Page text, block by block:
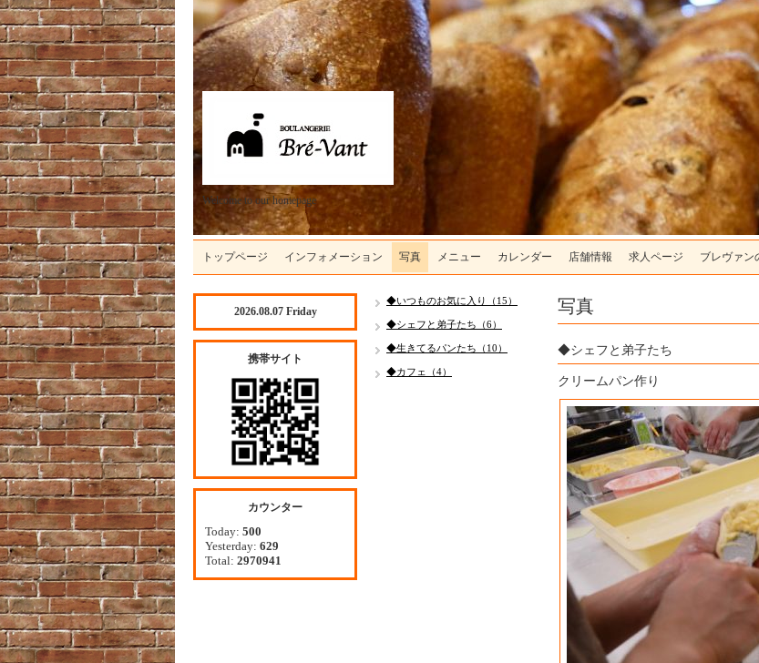
Welcome to our homepage
トップページ インフォメーション 写真 メニュー カレンダー 店舗情報 求人ページ ブレヴァン
写真
◆シェフと弟子たち
クリームパン作り
◆いつものお気に入り（15）
◆シェフと弟子たち（6）
◆生きてるパンたち（10）
◆カフェ（4）
2026.08.07 Friday
携帯サイト
カウンター
Today: 500
Yesterday: 629
Total: 2970941